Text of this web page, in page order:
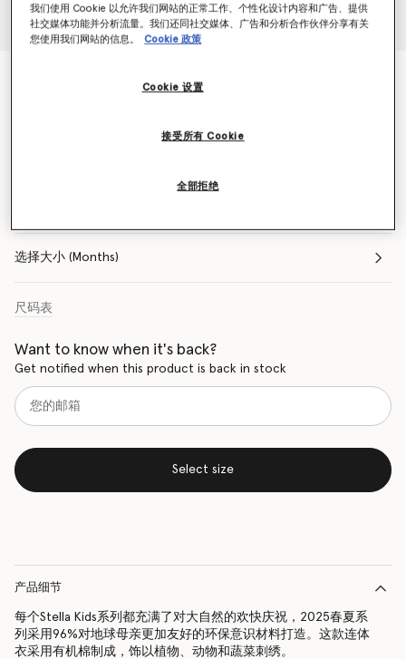
刺绣连体衣7件套装
选择大小 (Months)
尺码表
Want to know when it's back?
Get notified when this product is back in stock
Select size
产品细节
每个Stella Kids系列都充满了对大自然的欢快庆祝，2025春夏系
列采用96%对地球母亲更加友好的环保意识材料打造。这款连体
衣采用有机棉制成，饰以植物、动物和蔬菜刺绣。
我们使用 Cookie 以允许我们网站的正常工作、个性化设计内容和广告、提供
社交媒体功能并分析流量。我们还同社交媒体、广告和分析合作伙伴分享有关
您使用我们网站的信息。
Cookie 政策
Cookie 设置
全部拒绝
接受所有 Cookie